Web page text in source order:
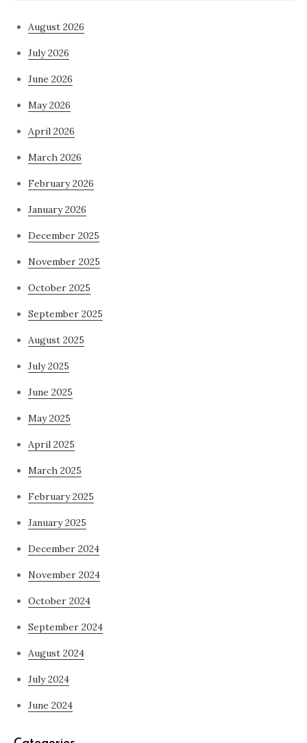
August 2026
July 2026
June 2026
May 2026
April 2026
March 2026
February 2026
January 2026
December 2025
November 2025
October 2025
September 2025
August 2025
July 2025
June 2025
May 2025
April 2025
March 2025
February 2025
January 2025
December 2024
November 2024
October 2024
September 2024
August 2024
July 2024
June 2024